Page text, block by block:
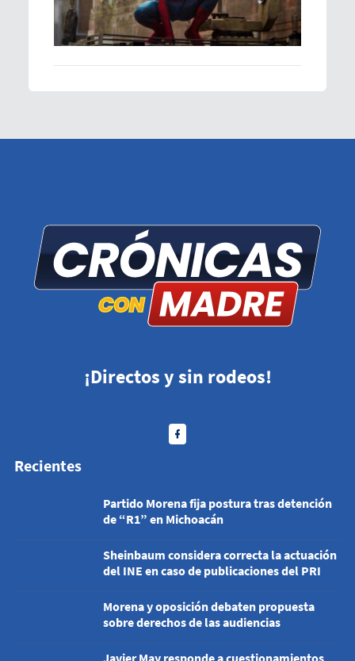
¡Directos y sin rodeos!
Recientes
Partido Morena fija postura tras detención
de “R1” en Michoacán
Sheinbaum considera correcta la actuación
del INE en caso de publicaciones del PRI
Morena y oposición debaten propuesta
sobre derechos de las audiencias